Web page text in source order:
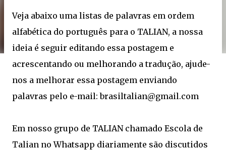
Veja abaixo uma listas de palavras em ordem
alfabética do português para o TALIAN, a nossa
ideia é seguir editando essa postagem e
acrescentando ou melhorando a tradução, ajude-
nos a melhorar essa postagem enviando
palavras pelo e-mail: brasiltalian@gmail.com
Em nosso grupo de TALIAN chamado Escola de
Talian no Whatsapp diariamente são discutidos